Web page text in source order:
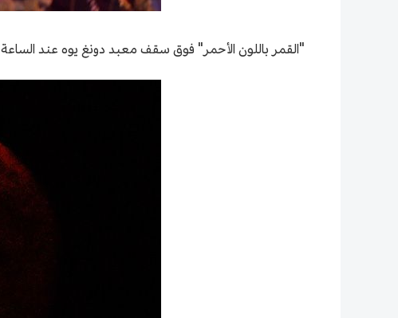
"القمر باللون الأحمر" فوق سقف معبد دونغ يوه عند الساعة 19:00.